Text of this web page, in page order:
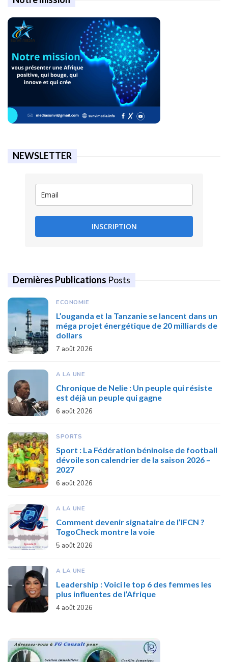
NEWSLETTER
INSCRIPTION
Dernières Publications Posts
ECONOMIE
L’ouganda et la Tanzanie se lancent dans un
méga projet énergétique de 20 milliards de
dollars
7 août 2026
A LA UNE
Chronique de Nelie : Un peuple qui résiste
est déjà un peuple qui gagne
6 août 2026
SPORTS
Sport : La Fédération béninoise de football
dévoile son calendrier de la saison 2026 –
2027
6 août 2026
A LA UNE
Comment devenir signataire de l’IFCN ?
TogoCheck montre la voie
5 août 2026
A LA UNE
Leadership : Voici le top 6 des femmes les
plus influentes de l’Afrique
4 août 2026